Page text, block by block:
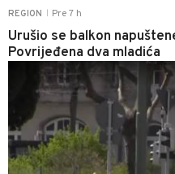
REGION Pre 7 h
Urušio se balkon
Povrijeđena dva mladića